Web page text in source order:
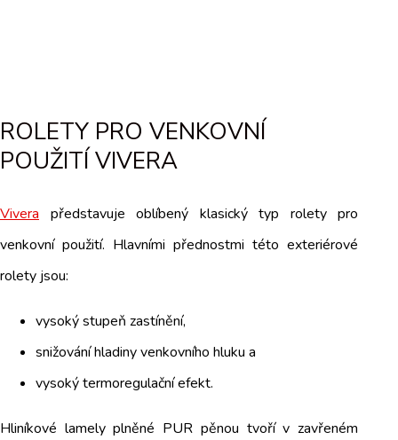
ROLETY PRO VENKOVNÍ
POUŽITÍ VIVERA
Vivera představuje oblíbený klasický typ rolety pro
venkovní použití. Hlavními přednostmi této exteriérové
rolety jsou:
vysoký stupeň zastínění,
snižování hladiny venkovního hluku a
vysoký termoregulační efekt.
Hliníkové lamely plněné PUR pěnou tvoří v zavřeném